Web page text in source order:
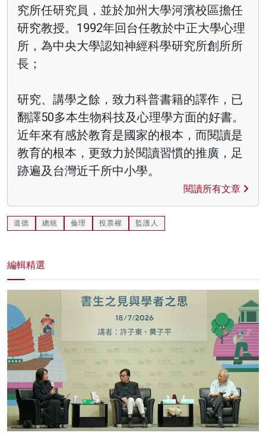
究所任研究員，並於加州大學河濱校區擔任
研究教授。1992年回台任教於中正大學心理
所，為中央大學認知神經科學研究所創所所
長；
研究、講學之餘，致力科普書籍的譯作，已
翻譯50多本生物科技及心理學方面的好書。
近年來有感於教育是國家的根本，而閱讀是
教育的根本，更致力於閱讀習慣的推廣，足
跡遍及台灣近千所中小學。
閱讀所有文章
道德 總統 倫理 投票權 監護人
編輯精選